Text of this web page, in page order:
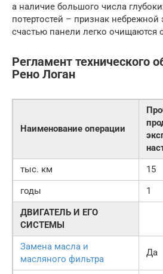
а наличие большого числа
потертостей – признак небрежной
счастью панели легко очищаются
Регламент технического
Рено Логан
Наименование операции
тыс. км
15
годы
1
ДВИГАТЕЛЬ И ЕГО
СИСТЕМЫ
Замена масла и
масляного фильтра
Да